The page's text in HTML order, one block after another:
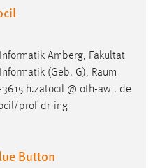
Amberg, Fakultät
(Geb. G), Raum
h.zatocil @ oth-aw . de
prof-dr-ing
Button